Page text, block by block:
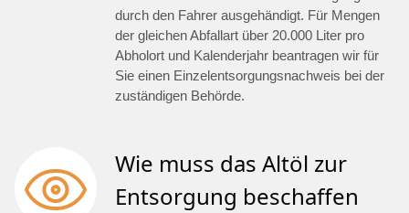
durch den Fahrer ausgehändigt. Für Mengen
der gleichen Abfallart über 20.000 Liter pro
Abholort und Kalenderjahr beantragen wir für
Sie einen Einzelentsorgungsnachweis bei der
zuständigen Behörde.
Wie muss das Altöl zur
Entsorgung beschaffen